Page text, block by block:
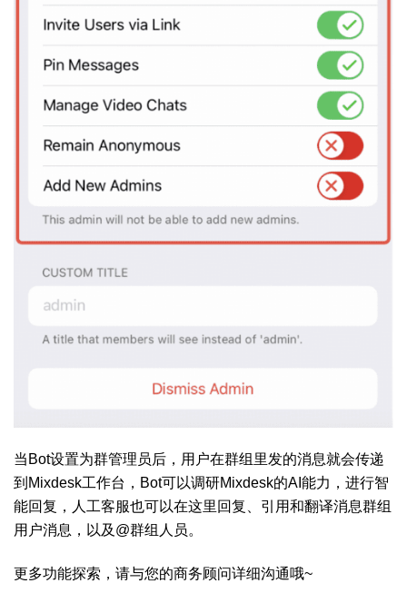
当Bot设置为群管理员后，用户在群组里发的消息就会传递
到Mixdesk工作台，Bot可以调研Mixdesk的AI能力，进行智
能回复，人工客服也可以在这里回复、引用和翻译消息群组
用户消息，以及@群组人员。
更多功能探索，请与您的商务顾问详细沟通哦~